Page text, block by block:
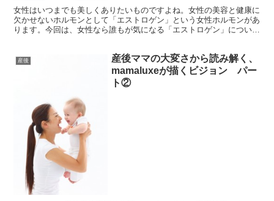
女性はいつまでも美しくありたいものですよね。女性の美容と健康に
欠かせないホルモンとして「エストロゲン」という女性ホルモンがあ
ります。今回は、女性なら誰もが気になる「エストロゲン」について
産後
産後ママの大変さから読み解く、
mamaluxeが描くビジョン パー
ト②